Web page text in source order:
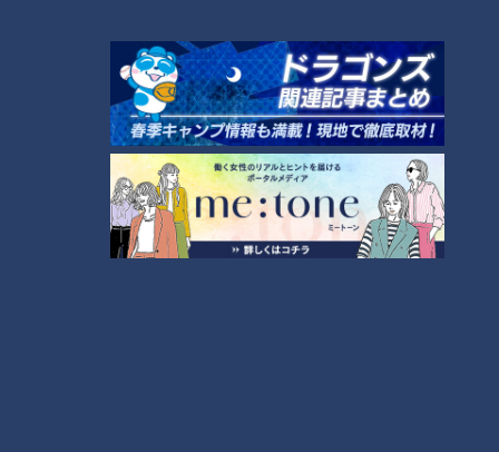
そこでレベルを上げ、投げてもらったボールを打ってみること
（中村）「無理だ、やっぱり難しい」
それでも、下山選手のアドバイスのおかげで…見事打ち返しま
すが、石川選手から厳しい一言が！